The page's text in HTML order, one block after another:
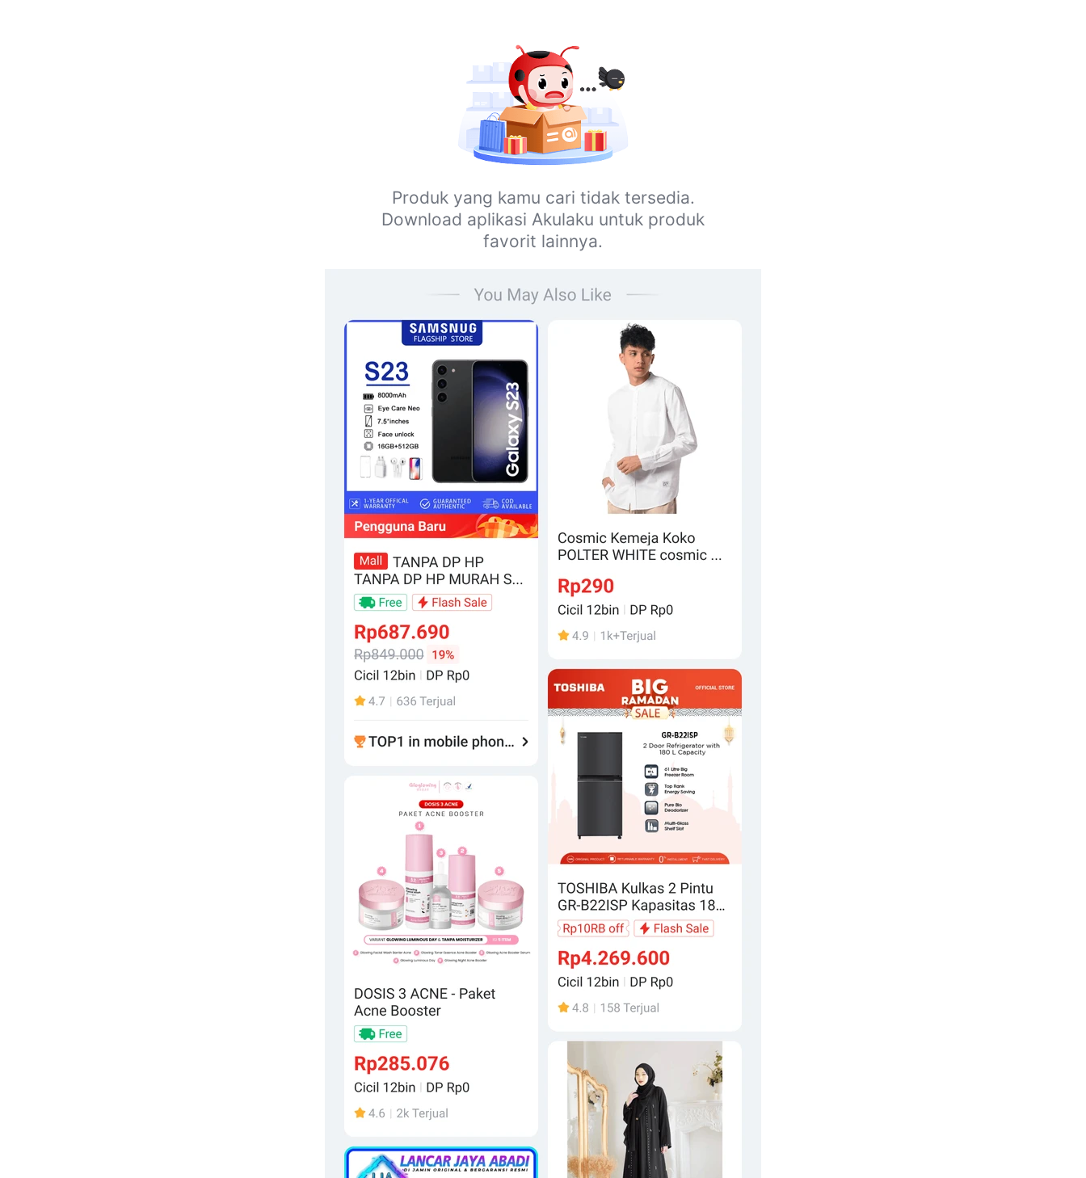
Produk yang kamu cari tidak tersedia.
Download aplikasi Akulaku untuk produk
favorit lainnya.